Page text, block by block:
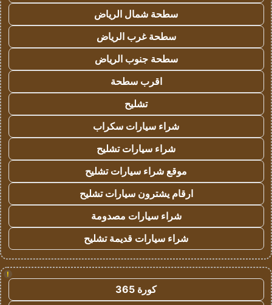
سطحة شمال الرياض
سطحة غرب الرياض
سطحة جنوب الرياض
اقرب سطحة
تشليح
شراء سيارات سكراب
شراء سيارات تشليح
موقع شراء سيارات تشليح
ارقام يشترون سيارات تشليح
شراء سيارات مصدومة
شراء سيارات قديمة تشليح
!
كورة 365